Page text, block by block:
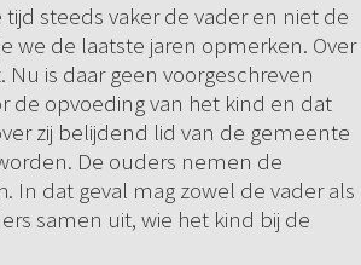
steeds vaker de vader en niet de
we de laatste jaren opmerken. Over
is daar geen voorgeschreven
de opvoeding van het kind en dat
zij belijdend lid van de gemeente
De ouders nemen de
In dat geval mag zowel de vader als
samen uit, wie het kind bij de